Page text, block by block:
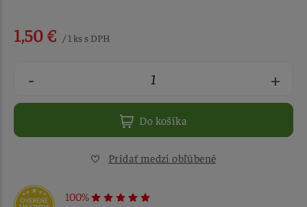
1,50 € / 1 ks s DPH
- +
Do košíka
Pridať medzi obľúbené
100%